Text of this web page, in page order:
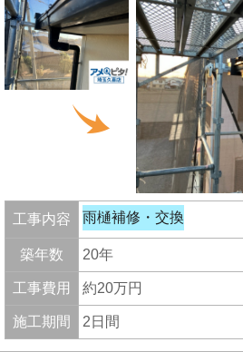
工事内容 雨樋補修・交換
築年数 20年
工事費用 約20万円
施工期間 2日間